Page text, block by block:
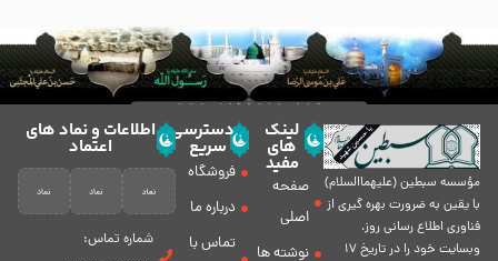
مؤسسه سبطين (عليهماالسلام)
با يقين به ضرورت بهره گیرى از
فناورى اطلاع رسانى روز،
وبسایت خود را در تاريخ 17
لینک
های
مفید
صفحه
اصلی
نوشته ها
دسترسی
سریع
فروشگاه
درباره ما
تماس با
اطلاعات و نماد های
اعتماد
شماره تماس: